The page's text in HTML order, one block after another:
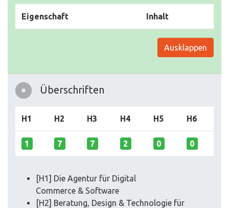
Eigenschaft Inhalt
Ausklappen
Überschriften
H1 H2 H3 H4 H5 H6
1 7 7 2 0 0
[H1] Die Agentur für Digital
Commerce & Software
[H2] Beratung, Design & Technologie für